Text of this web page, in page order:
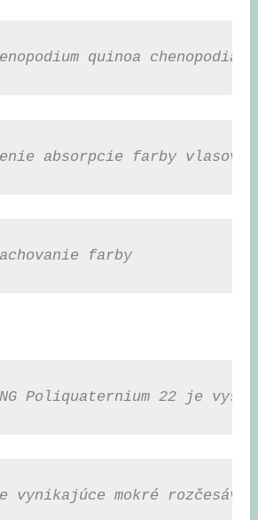
quinoa
absorpcie farby vlasov
farby
Poliquaternium 22 je
vynikajúce mokré